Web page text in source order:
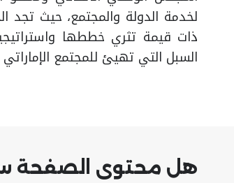
لخدمة الدولة والمجتمع، حيث
ذات قيمة تثري خططها
السبل التي تهيئ للمجتمع
هل محتوى الصفحة